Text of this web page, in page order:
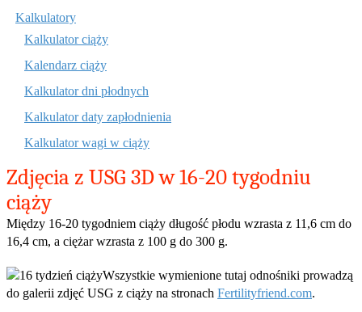
Kalkulatory
Kalkulator ciąży
Kalendarz ciąży
Kalkulator dni płodnych
Kalkulator daty zapłodnienia
Kalkulator wagi w ciąży
Zdjęcia z USG 3D w 16-20 tygodniu
ciąży
Między 16-20 tygodniem ciąży długość płodu wzrasta z 11,6 cm do
16,4 cm, a ciężar wzrasta z 100 g do 300 g.
Wszystkie wymienione tutaj odnośniki prowadzą
do galerii zdjęć USG z ciąży na stronach Fertilityfriend.com.